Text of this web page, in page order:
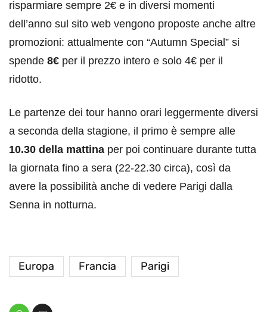
risparmiare sempre 2€ e in diversi momenti
dell’anno sul sito web vengono proposte anche altre
promozioni: attualmente con “Autumn Special” si
spende 8€ per il prezzo intero e solo 4€ per il
ridotto.
Le partenze dei tour hanno orari leggermente diversi
a seconda della stagione, il primo è sempre alle
10.30 della mattina per poi continuare durante tutta
la giornata fino a sera (22-22.30 circa), così da
avere la possibilità anche di vedere Parigi dalla
Senna in notturna.
Europa Francia Parigi